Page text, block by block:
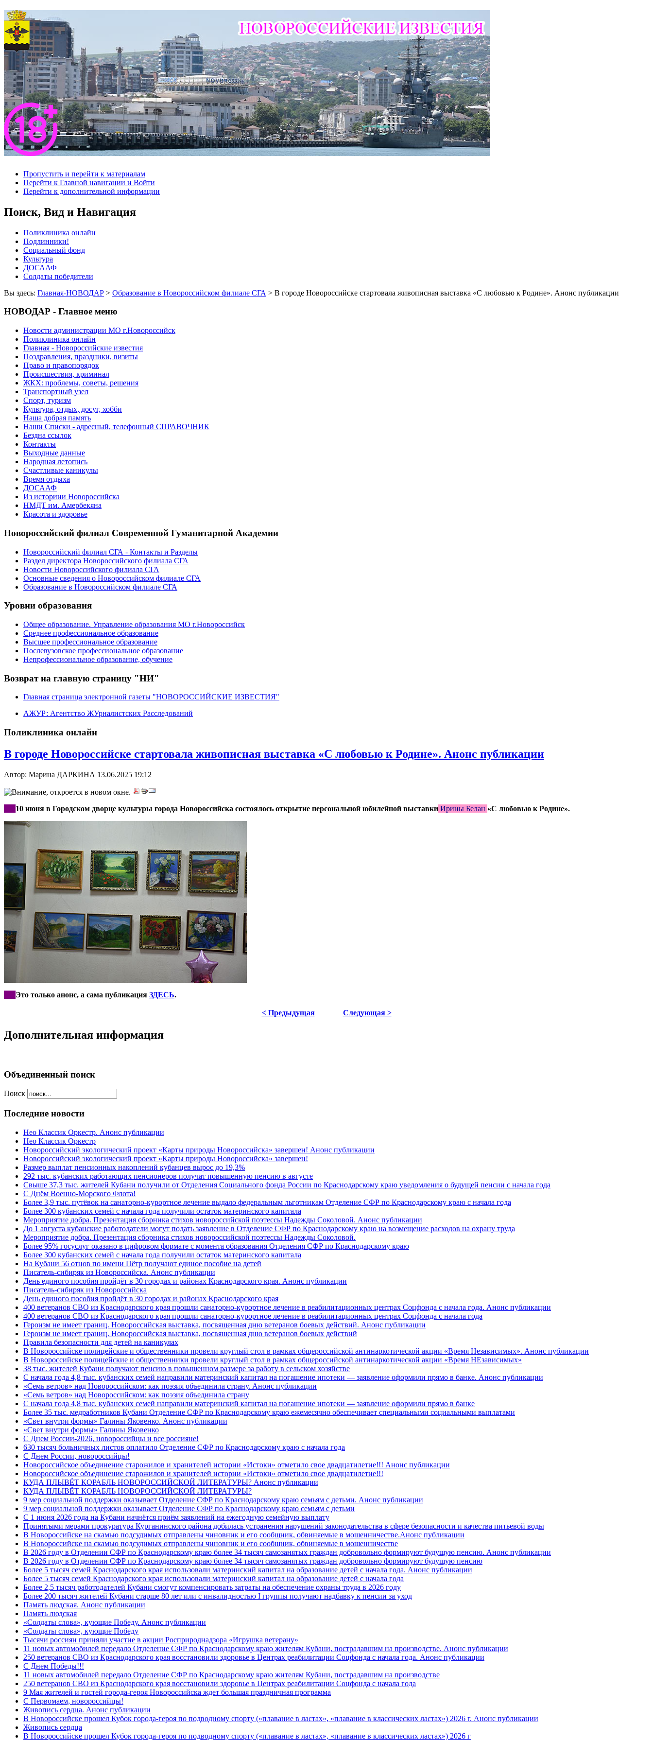
Пропустить и перейти к материалам
Перейти к Главной навигации и Войти
Перейти к дополнительной информации
Поиск, Вид и Навигация
Поликлиника онлайн
Подлинники!
Социальный фонд
Культура
ДОСААФ
Солдаты победители
Вы здесь: Главная-НОВОДАР > Образование в Новороссийском филиале СГА > В городе Новороссийске стартовала живописная выставка «С любовью к Родине». Анонс публикации
НОВОДАР - Главное меню
Новости администрации МО г.Новороссийск
Поликлиника онлайн
Главная - Новороссийские известия
Поздравления, праздники, визиты
Право и правопорядок
Происшествия, криминал
ЖКХ: проблемы, советы, решения
Транспортный узел
Спорт, туризм
Культура, отдых, досуг, хобби
Наша добрая память
Наши Списки - адресный, телефонный СПРАВОЧНИК
Бездна ссылок
Контакты
Выходные данные
Народная летопись
Счастливые каникулы
Время отдыха
ДОСААФ
Из историии Новороссийска
НМДТ им. Амербекяна
Красота и здоровье
Новороссийский филиал Современной Гуманитарной Академии
Новороссийский филиал СГА - Контакты и Разделы
Раздел директора Новороссийского филиала СГА
Новости Новороссийского филиала СГА
Основные сведения о Новороссийском филиале СГА
Образование в Новороссийском филиале СГА
Уровни образования
Общее образование. Управление образования МО г.Новороссийск
Среднее профессиональное образование
Высшее профессиональное образование
Послевузовское профессиональное образование
Непрофессиональное образование, обучение
Возврат на главную страницу "НИ"
Главная страница электронной газеты "НОВОРОССИЙСКИЕ ИЗВЕСТИЯ"
АЖУР: Агентство ЖУрналистских Расследований
Поликлиника онлайн
В городе Новороссийске стартовала живописная выставка «С любовью к Родине». Анонс публикации
Автор: Марина ДАРКИНА 13.06.2025 19:12
10 июня в Городском дворце культуры города Новороссийска состоялось открытие персональной юбилейной выставки Ирины Белан «С любовью к Родине».
Это только анонс, а сама публикация ЗДЕСЬ.
< Предыдущая Следующая >
Дополнительная информация
Объединенный поиск
Поиск
Последние новости
Нео Классик Оркестр. Анонс публикации
Нео Классик Оркестр
Новороссийский экологический проект «Карты природы Новороссийска» завершен! Анонс публикации
Новороссийский экологический проект «Карты природы Новороссийска» завершен!
Размер выплат пенсионных накоплений кубанцев вырос до 19,3%
292 тыс. кубанских работающих пенсионеров получат повышенную пенсию в августе
Свыше 37,3 тыс. жителей Кубани получили от Отделения Социального фонда России по Краснодарскому краю уведомления о будущей пенсии с начала года
C Днём Военно-Морского Флота!
Более 3,9 тыс. путёвок на санаторно-курортное лечение выдало федеральным льготникам Отделение СФР по Краснодарскому краю с начала года
Более 300 кубанских семей с начала года получили остаток материнского капитала
Мероприятие добра. Презентация сборника стихов новороссийской поэтессы Надежды Соколовой. Анонс публикации
До 1 августа кубанские работодатели могут подать заявление в Отделение СФР по Краснодарскому краю на возмещение расходов на охрану труда
Мероприятие добра. Презентация сборника стихов новороссийской поэтессы Надежды Соколовой.
Более 95% госуслуг оказано в цифровом формате с момента образования Отделения СФР по Краснодарскому краю
Более 300 кубанских семей с начала года получили остаток материнского капитала
На Кубани 56 отцов по имени Пётр получают единое пособие на детей
Писатель-сибиряк из Новороссийска. Анонс публикации
День единого пособия пройдёт в 30 городах и районах Краснодарского края. Анонс публикации
Писатель-сибиряк из Новороссийска
День единого пособия пройдёт в 30 городах и районах Краснодарского края
400 ветеранов СВО из Краснодарского края прошли санаторно-курортное лечение в реабилитационных центрах Соцфонда с начала года. Анонс публикации
400 ветеранов СВО из Краснодарского края прошли санаторно-курортное лечение в реабилитационных центрах Соцфонда с начала года
Героизм не имеет границ. Новороссийская выставка, посвященная дню ветеранов боевых действий. Анонс публикации
Героизм не имеет границ. Новороссийская выставка, посвященная дню ветеранов боевых действий
Правила безопасности для детей на каникулах
В Новороссийске полицейские и общественники провели круглый стол в рамках общероссийской антинаркотической акции «Время Независимых». Анонс публикации
В Новороссийске полицейские и общественники провели круглый стол в рамках общероссийской антинаркотической акции «Время НЕзависимых»
38 тыс. жителей Кубани получают пенсию в повышенном размере за работу в сельском хозяйстве
С начала года 4,8 тыс. кубанских семей направили материнский капитал на погашение ипотеки — заявление оформили прямо в банке. Анонс публикации
«Семь ветров» над Новороссийском: как поэзия объединила страну. Анонс публикации
«Семь ветров» над Новороссийском: как поэзия объединила страну
С начала года 4,8 тыс. кубанских семей направили материнский капитал на погашение ипотеки — заявление оформили прямо в банке
Более 35 тыс. медработников Кубани Отделение СФР по Краснодарскому краю ежемесячно обеспечивает специальными социальными выплатами
«Свет внутри формы» Галины Яковенко. Анонс публикации
«Свет внутри формы» Галины Яковенко
C Днем России-2026, новороссийцы и все россияне!
630 тысяч больничных листов оплатило Отделение СФР по Краснодарскому краю с начала года
C Днем России, новороссийцы!
Новороссийское объединение старожилов и хранителей истории «Истоки» отметило свое двадцатилетие!!! Анонс публикации
Новороссийское объединение старожилов и хранителей истории «Истоки» отметило свое двадцатилетие!!!
КУДА ПЛЫВЁТ КОРАБЛЬ НОВОРОССИЙСКОЙ ЛИТЕРАТУРЫ? Анонс публикации
КУДА ПЛЫВЁТ КОРАБЛЬ НОВОРОССИЙСКОЙ ЛИТЕРАТУРЫ?
9 мер социальной поддержки оказывает Отделение СФР по Краснодарскому краю семьям с детьми. Анонс публикации
9 мер социальной поддержки оказывает Отделение СФР по Краснодарскому краю семьям с детьми
С 1 июня 2026 года на Кубани начнётся приём заявлений на ежегодную семейную выплату
Принятыми мерами прокуратура Курганинского района добилась устранения нарушений законодательства в сфере безопасности и качества питьевой воды
В Новороссийске на скамью подсудимых отправлены чиновник и его сообщник, обвиняемые в мошенничестве.Анонс публикации
В Новороссийске на скамью подсудимых отправлены чиновник и его сообщник, обвиняемые в мошенничестве
В 2026 году в Отделении СФР по Краснодарскому краю более 34 тысяч самозанятых граждан добровольно формируют будущую пенсию. Анонс публикации
В 2026 году в Отделении СФР по Краснодарскому краю более 34 тысяч самозанятых граждан добровольно формируют будущую пенсию
Более 5 тысяч семей Краснодарского края использовали материнский капитал на образование детей с начала года. Анонс публикации
Более 5 тысяч семей Краснодарского края использовали материнский капитал на образование детей с начала года
Более 2,5 тысяч работодателей Кубани смогут компенсировать затраты на обеспечение охраны труда в 2026 году
Более 200 тысяч жителей Кубани старше 80 лет или с инвалидностью I группы получают надбавку к пенсии за уход
Память людская. Анонс публикации
Память людская
«Солдаты слова», кующие Победу. Анонс публикации
«Солдаты слова», кующие Победу
Тысячи россиян приняли участие в акции Росприроднадзора «Игрушка ветерану»
11 новых автомобилей передало Отделение СФР по Краснодарскому краю жителям Кубани, пострадавшим на производстве. Анонс публикации
250 ветеранов СВО из Краснодарского края восстановили здоровье в Центрах реабилитации Соцфонда с начала года. Анонс публикации
С Днем Победы!!!
11 новых автомобилей передало Отделение СФР по Краснодарскому краю жителям Кубани, пострадавшим на производстве
250 ветеранов СВО из Краснодарского края восстановили здоровье в Центрах реабилитации Соцфонда с начала года
9 Мая жителей и гостей города-героя Новороссийска ждет большая праздничная программа
C Первомаем, новороссийцы!
Живопись сердца. Анонс публикации
В Новороссийске прошел Кубок города-героя по подводному спорту («плавание в ластах», «плавание в классических ластах») 2026 г. Анонс публикации
Живопись сердца
В Новороссийске прошел Кубок города-героя по подводному спорту («плавание в ластах», «плавание в классических ластах») 2026 г